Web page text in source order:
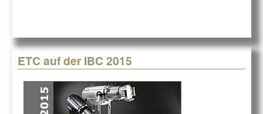
ETC auf der IBC 2015